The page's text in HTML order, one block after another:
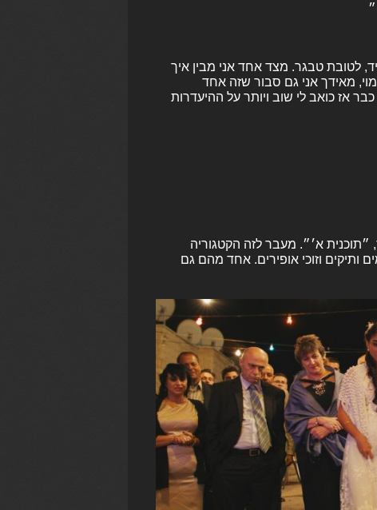
״
לטובת טבגר. מצד אחד אני מבין איך
מאידך אני גם סבור שזה אחד
אז כואב לי שוב ויותר על ההיעדרות
״תוכנית א׳״. מעבר לזה הקטגוריה
ותיקים וזוכי אופירים. אחד מהם גם